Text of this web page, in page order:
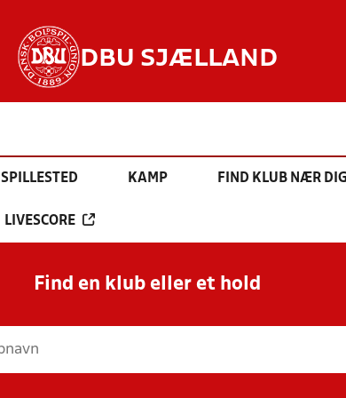
DBU SJÆLLAND
SPILLESTED KAMP FIND KLUB NÆR
LIVESCORE
Find en klub eller et hold